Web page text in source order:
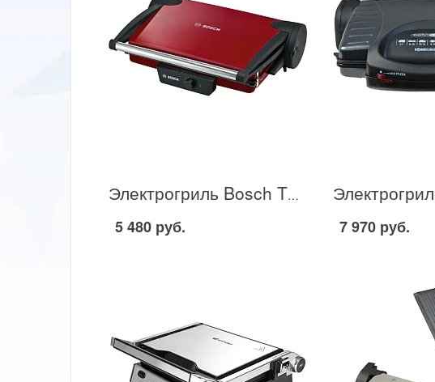
Электрогриль Bosch TFB4402 в Москве
5 480 руб. 7 970 руб.